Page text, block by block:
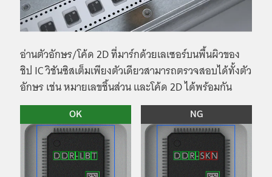
อ่านตัวอักษร/โค้ด 2D ที่มาร์กด้วยเลเซอร์บนพื้นผิวของ
ชิป IC วิชันซิสเต็มเพียงตัวเดียวสามารถตรวจสอบได้ทั้งตัว
อักษร เช่น หมายเลขชิ้นส่วน และโค้ด 2D ได้พร้อมกัน
OK NG